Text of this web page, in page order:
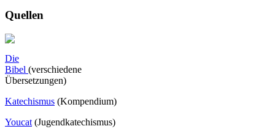
Quellen
Die
Bibel (verschiedene
Übersetzungen)
Katechismus (Kompendium)
Youcat (Jugendkatechismus)